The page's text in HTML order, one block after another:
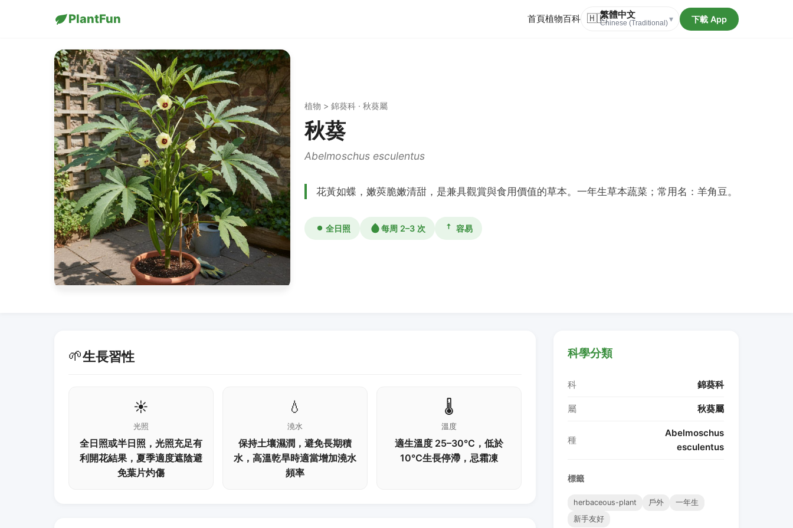
PlantFun 首頁植物百科 🇭🇰繁體中文
Chinese (Traditional)▾ 下載 App
植物 > 錦葵科 · 秋葵屬
秋葵
Abelmoschus esculentus
花黃如蝶，嫩莢脆嫩清甜，是兼具觀賞與食用價值的草本。一年生草本蔬菜；常用名：羊角豆。
全日照 每周 2–3 次 容易
🌱生長習性
☀️
光照
全日照或半日照，光照充足有
利開花結果，夏季適度遮陰避
免葉片灼傷
💧
澆水
保持土壤濕潤，避免長期積
水，高溫乾旱時適當增加澆水
頻率
🌡️
溫度
適生溫度 25–30℃，低於
10℃生長停滯，忌霜凍
科學分類
科 錦葵科
屬 秋葵屬
種
Abelmoschus
esculentus
標籤
herbaceous-plant 戶外
一年生
新手友好